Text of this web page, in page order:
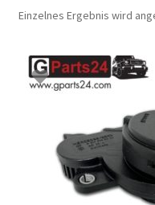
Einzelnes Ergebnis wird